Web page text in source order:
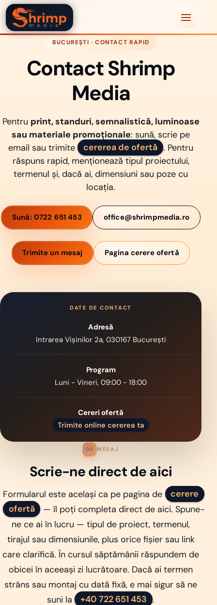
Shrimp Media Deschide
BUCUREȘTI · CONTACT RAPID
Contact Shrimp
Media
Pentru print, standuri, semnalistică, luminoase
sau materiale promoționale: sună, scrie pe
email sau trimite cererea de ofertă . Pentru
răspuns rapid, menționează tipul proiectului,
termenul și, dacă ai, dimensiuni sau poze cu
locația.
Sună: 0722 651 453 office@shrimpmedia.ro
Trimite un mesaj Pagina cerere ofertă
DATE DE CONTACT
Adresă
Intrarea Vișinilor 2a, 030167 București
Program
Luni - Vineri, 09:00 - 18:00
Cereri ofertă
Trimite online cererea ta
00 MESAJ
Scrie-ne direct de aici
Formularul este același ca pe pagina de
cerere
ofertă
— îl poți completa direct de aici. Spune-
ne ce ai în lucru — tipul de proiect, termenul,
tirajul sau dimensiunile, plus orice fișier sau link
care clarifică. În cursul săptămânii răspundem de
obicei în aceeași zi lucrătoare. Dacă ai termen
strâns sau montaj cu dată fixă, e mai sigur să ne
suni la +40 722 651 453 .